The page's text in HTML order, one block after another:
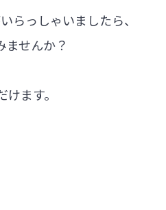
らっしゃいましたら、
ませんか？
ます。